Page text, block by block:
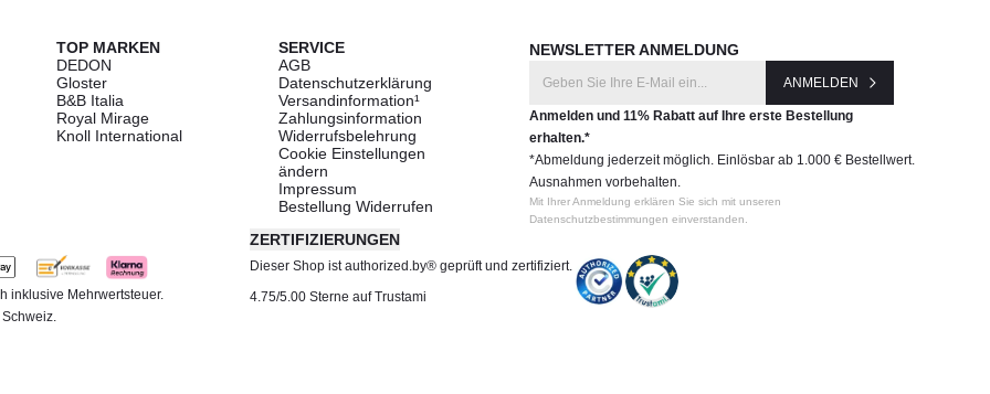
TOP MARKEN
DEDON
Gloster
B&B Italia
Royal Mirage
Knoll International
SERVICE
AGB
Datenschutzerklärung
Versandinformation¹
Zahlungsinformation
Widerrufsbelehrung
Cookie Einstellungen
ändern
Impressum
Bestellung Widerrufen
NEWSLETTER ANMELDUNG
ANMELDEN
Anmelden und 11% Rabatt auf Ihre erste Bestellung
erhalten.*
*Abmeldung jederzeit möglich. Einlösbar ab 1.000 € Bestellwert.
Ausnahmen vorbehalten.
Mit Ihrer Anmeldung erklären Sie sich mit unseren
Datenschutzbestimmungen einverstanden.
inklusive Mehrwertsteuer.
ZERTIFIZIERUNGEN
Dieser Shop ist authorized.by® geprüft und zertifiziert.
4.75/5.00 Sterne auf Trustami